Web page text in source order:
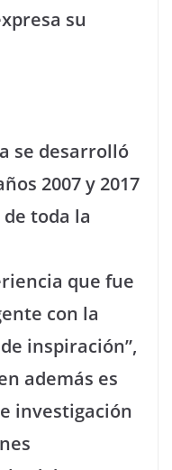
su
se desarrolló
2007 y 2017
toda la
que fue
con la
inspiración”,
además es
investigación